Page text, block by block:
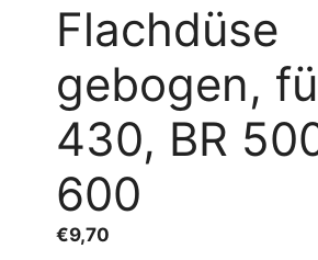
Flachdüse
gebogen,
430, BR
600
€9,70